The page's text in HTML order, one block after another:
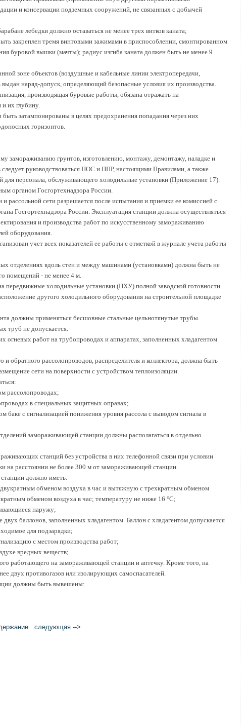
и консервации подземных сооружений, не связанных с добычей
лебедки должно оставаться не менее трех витков каната;
закреплен тремя винтовыми зажимами в приспособлении, смонтированном
буровой вышки (мачты); радиус изгиба каната должен быть не менее 9
зоне объектов (воздушные и кабельные линии электропередачи,
наряд-допуск, определяющий безопасные условия их производства.
производящая буровые работы, обязана отражать на
их глубину.
затампонированы в целях предохранения попадания через них
горизонтов.
замораживанию грунтов, изготовлению, монтажу, демонтажу, наладке и
руководствоваться ПОС и ППР, настоящими Правилами, а также
персонала, обслуживающего холодильные установки (Приложение 17).
органом Госгортехнадзора России.
рассольной сети разрешается после испытания и приемки ее комиссией с
Госгортехнадзора России. Эксплуатация станции должна осуществляться
и производства работ по искусственному замораживанию
оборудования.
учет всех показателей ее работы с отметкой в журнале учета работы
отделениях вдоль стен и между машинами (установками) должна быть не
помещений - не менее 4 м.
передвижные холодильные установки (ПХУ) полной заводской готовности.
другого холодильного оборудования на строительной площадке
должны применяться бесшовные стальные цельнотянутые трубы.
труб не допускается.
огневых работ на трубопроводах и аппаратах, заполненных хладагентом
и обратного рассолопроводов, распределителя и коллектора, должна быть
сети на поверхности с устройством теплоизоляции.
рассолопроводах;
в специальных защитных оправах;
баке с сигнализацией понижения уровня рассола с выводом сигнала в
замораживающей станции должны располагаться в отдельно
станций без устройства в них телефонной связи при условии
на расстоянии не более 300 м от замораживающей станции.
должно иметь:
обменом воздуха в час и вытяжную с трехкратным обменом
обменом воздуха в час; температуру не ниже 16 °C;
наружу;
баллонов, заполненных хладагентом. Баллон с хладагентом допускается
для подзарядки;
с местом производства работ;
вредных веществ;
работающего на замораживающей станции и аптечку. Кроме того, на
двух противогазов или изолирующих самоспасателей.
должны быть вывешены:
следующая -->